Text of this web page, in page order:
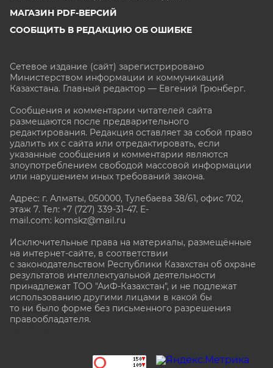
МАГАЗИН PDF-ВЕРСИЙ
СООБЩИТЬ В РЕДАКЦИЮ ОБ ОШИБКЕ
Сетевое издание (сайт) зарегистрировано
Министерством информации и коммуникаций
Казахстана. Главный редактор — Евгений Грюнберг.
Сообщения и комментарии читателей сайта
размещаются после предварительного
редактирования. Редакция оставляет за собой право
удалить их с сайта или отредактировать, если
указанные сообщения и комментарии являются
злоупотреблением свободой массовой информации
или нарушением иных требований закона.
Адрес: г. Алматы, 050000, Тулебаева 38/61, офис 702,
этаж 7. Тел: +7 (727) 339-31-47. E-
mail.com: komskz@mail.ru
Исключительные права на материалы, размещённые
на интернет-сайте, в соответствии
с законодательством Республики Казахстан об охране
результатов интеллектуальной деятельности
принадлежат ТОО "АиФ-Казахстан", и не подлежат
использованию другими лицами в какой бы
то ни было форме без письменного разрешения
правообладателя.